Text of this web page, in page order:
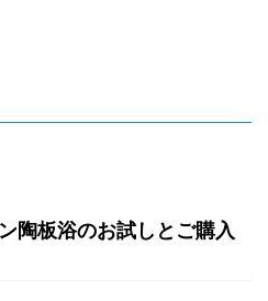
陶板浴のお試しとご購入